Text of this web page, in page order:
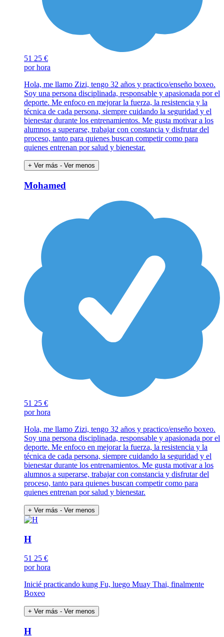
51 25 €
por hora
Hola, me llamo Zizi, tengo 32 años y practico/enseño boxeo.
Soy una persona disciplinada, responsable y apasionada por el
deporte. Me enfoco en mejorar la fuerza, la resistencia y la
técnica de cada persona, siempre cuidando la seguridad y el
bienestar durante los entrenamientos. Me gusta motivar a los
alumnos a superarse, trabajar con constancia y disfrutar del
proceso, tanto para quienes buscan competir como para
quienes entrenan por salud y bienestar.
+ Ver más - Ver menos
Mohamed
51 25 €
por hora
Hola, me llamo Zizi, tengo 32 años y practico/enseño boxeo.
Soy una persona disciplinada, responsable y apasionada por el
deporte. Me enfoco en mejorar la fuerza, la resistencia y la
técnica de cada persona, siempre cuidando la seguridad y el
bienestar durante los entrenamientos. Me gusta motivar a los
alumnos a superarse, trabajar con constancia y disfrutar del
proceso, tanto para quienes buscan competir como para
quienes entrenan por salud y bienestar.
+ Ver más - Ver menos
H
51 25 €
por hora
Inicié practicando kung Fu, luego Muay Thai, finalmente
Boxeo
+ Ver más - Ver menos
H